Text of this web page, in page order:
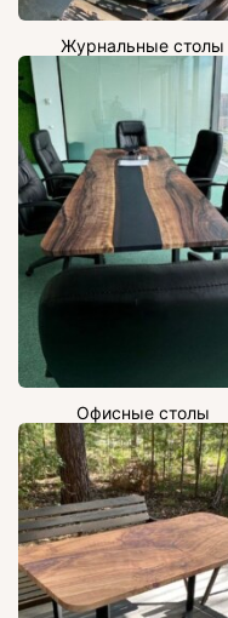
Журнальные столы
Офисные столы